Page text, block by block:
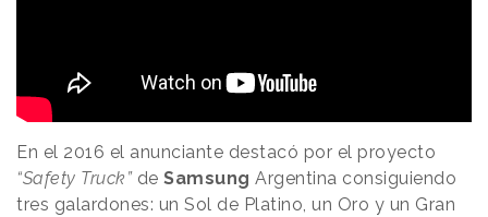
En el 2016 el anunciante destacó por el proyecto
“Safety Truck”de Samsung Argentina consiguiendo
tres galardones: un Sol de Platino, un Oro y un Gran